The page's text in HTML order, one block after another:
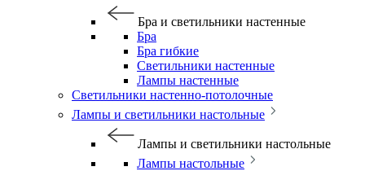
Бра и светильники настенные
Бра
Бра гибкие
Светильники настенные
Лампы настенные
Светильники настенно-потолочные
Лампы и светильники настольные
Лампы и светильники настольные
Лампы настольные